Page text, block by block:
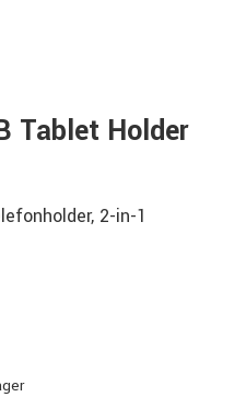
Tablet Holder
2-in-1